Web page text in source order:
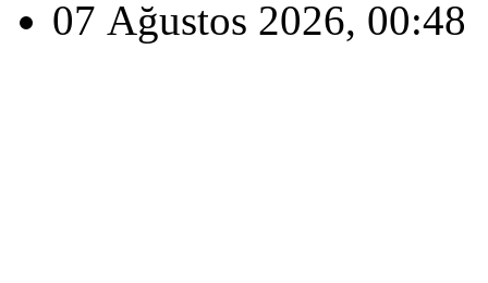
07 Ağustos 2026, 00:48